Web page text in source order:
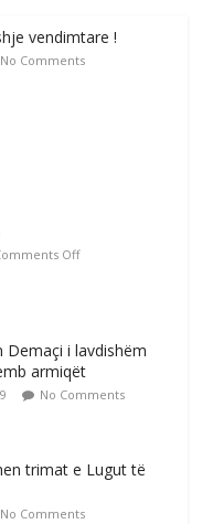
vendimtare !
No Comments
Off
Demaçi i lavdishëm
armiqët
No Comments
trimat e Lugut të
No Comments